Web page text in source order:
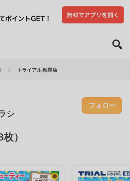
トライアル 粕屋店
シ
フォロー
）